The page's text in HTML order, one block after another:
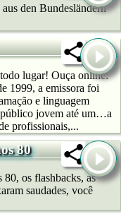
den Bundesländern
lugar! Ouça online:
1999, a emissora foi
e linguagem
jovem até um…a
profissionais,...
80
80, os flashbacks, as
saudades, você